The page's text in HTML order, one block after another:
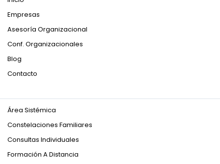
Empresas
Asesoría Organizacional
Conf. Organizacionales
Blog
Contacto
Área Sistémica
Constelaciones Familiares
Consultas Individuales
Formación A Distancia